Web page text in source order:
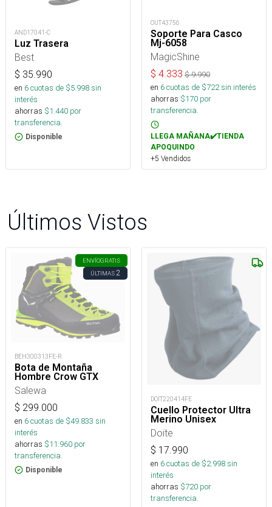
AND17041-C
Luz Trasera
Best
$ 35.990
en 6cuotas de $5.998sin
interés
ahorras $1.440 por
transferencia.
Disponible
OUT43756
Soporte Para Casco
Mj-6058
MagicShine
$ 4.333 $9.990
en 6cuotas de $722sin interés
ahorras $170 por
transferencia.
LLEGA MAÑANA✔️TIENDA
APOQUINDO
+5 Vendidos
Últimos Vistos
ENVÍOGRATIS
ÚLTIMAS2
BEH300313FE-R
Bota de Montaña
Hombre Crow GTX
Salewa
$ 299.000
en 6cuotas de $49.833 sin
interés
ahorras $11.960 por
transferencia.
Disponible
DOIT220414FE
Cuello Protector Ultra
Merino Unisex
Doite
$ 17.990
en 6cuotas de $2.998sin
interés
ahorras $720 por
transferencia.